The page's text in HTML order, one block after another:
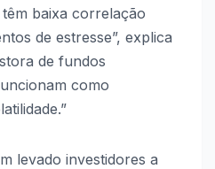
baixa correlação
de estresse”, explica
de fundos
como
levado investidores a